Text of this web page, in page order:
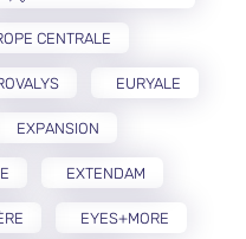
CENTRALE
EURYALE
EXPANSION
EXTENDAM
EYES+MORE